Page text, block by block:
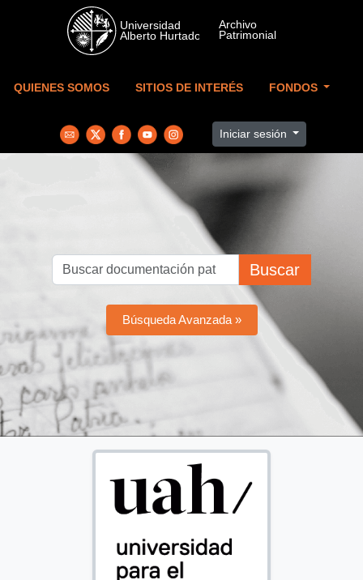
Skip to main content
QUIENES SOMOS SITIOS DE INTERÉS FONDOS
Iniciar sesión
Buscar
Búsqueda Avanzada »